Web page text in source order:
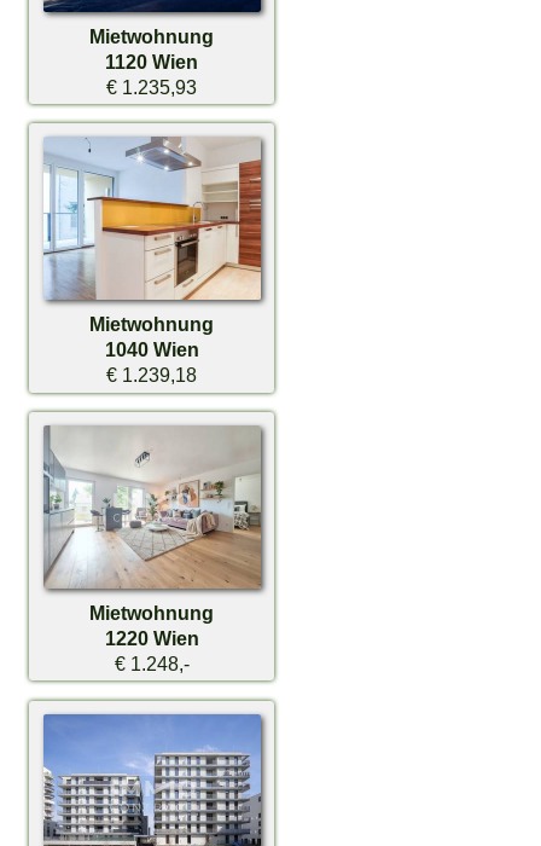
Mietwohnung
1120 Wien
€ 1.235,93
Mietwohnung
1040 Wien
€ 1.239,18
Mietwohnung
1220 Wien
€ 1.248,-